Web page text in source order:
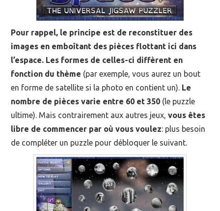
Pour rappel, le principe est de reconstituer des
images en emboîtant des pièces flottant ici dans
l’espace. Les formes de celles-ci diffèrent en
fonction du thème (par exemple, vous aurez un bout
en forme de satellite si la photo en contient un). Le
nombre de pièces varie entre 60 et 350 (le puzzle
ultime). Mais contrairement aux autres jeux,vous êtes
libre de commencer par où vous voulez: plus besoin
de compléter un puzzle pour débloquer le suivant.